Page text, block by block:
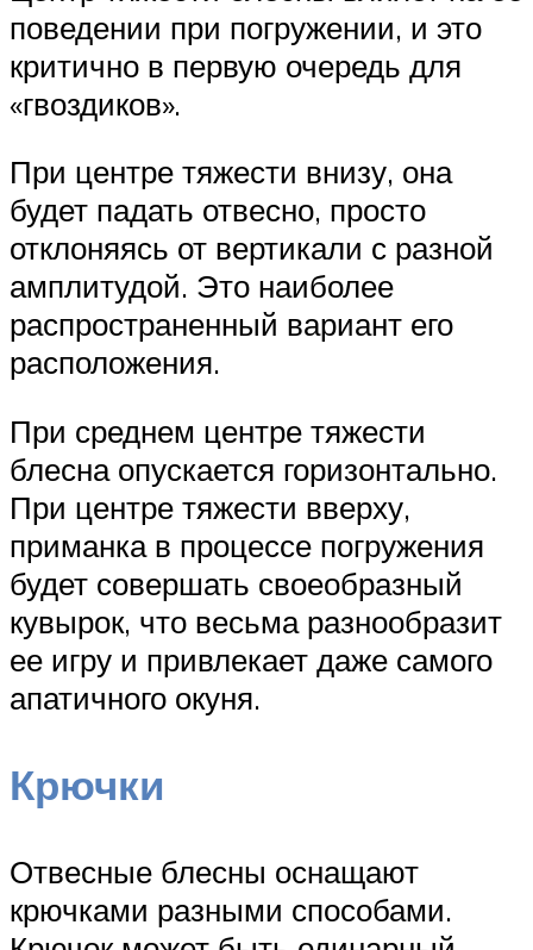
поведении при погружении, и это
критично в первую очередь для
«гвоздиков».
При центре тяжести внизу, она
будет падать отвесно, просто
отклоняясь от вертикали с разной
амплитудой. Это наиболее
распространенный вариант его
расположения.
При среднем центре тяжести
блесна опускается горизонтально.
При центре тяжести вверху,
приманка в процессе погружения
будет совершать своеобразный
кувырок, что весьма разнообразит
ее игру и привлекает даже самого
апатичного окуня.
Крючки
Отвесные блесны оснащают
крючками разными способами.